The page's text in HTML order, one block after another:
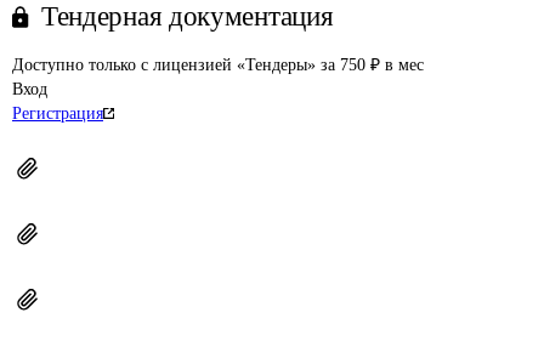
Тендерная документация
Доступно только с лицензией «Тендеры» за 750 ₽ в мес
Вход
Регистрация